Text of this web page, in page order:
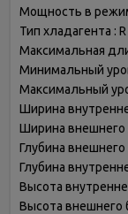
Мощность в
Тип хладагента :
Максимальная
Минимальный
Максимальный
Ширина
Ширина внешнего
Глубина внешнего
Глубина
Высота
Высота внешнего